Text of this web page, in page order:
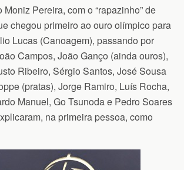
Moniz Pereira, com o “rapazinho” de
chegou primeiro ao ouro olímpico para
Lucas (Canoagem), passando por
Campos, João Ganço (ainda ouros),
Ribeiro, Sérgio Santos, José Sousa
(pratas), Jorge Ramiro, Luís Rocha,
Manuel, Go Tsunoda e Pedro Soares
na primeira pessoa, como